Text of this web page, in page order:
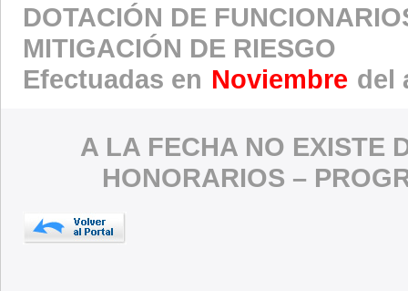
DOTACIÓN DE
MITIGACIÓN DE RIESGO
Efectuadas en Noviembre del
A LA FECHA NO EXISTE
HONORARIOS –